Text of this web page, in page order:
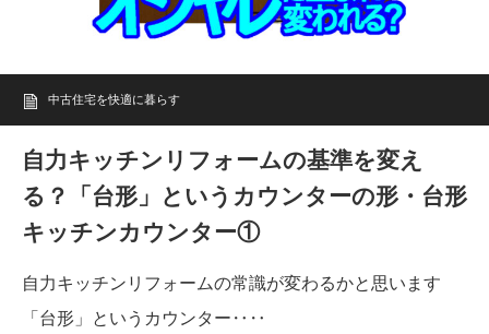
中古住宅を快適に暮らす
自力キッチンリフォームの基準を変え
る？「台形」というカウンターの形・台形
キッチンカウンター①
自力キッチンリフォームの常識が変わるかと思います
「台形」というカウンター‥‥